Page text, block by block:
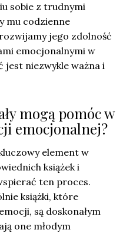
sobie z trudnymi
mu codzienne
jego zdolność
emocjonalnymi w
jest niezwykle ważna i
mogą pomóc w
emocjonalnej?
element w
książek i
ten proces.
książki, które
są doskonałym
one młodym